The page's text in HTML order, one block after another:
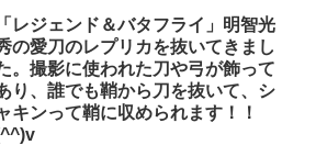
「レジェンド＆バタフライ」明智光
の愛刀のレプリカを抜いてきまし
。撮影に使われた刀や弓が飾って
り、誰でも鞘から刀を抜いて、シ
キンって鞘に収められます！！